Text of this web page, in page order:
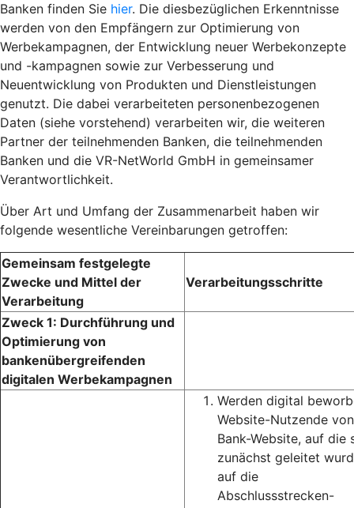
Banken finden Sie hier. Die diesbezüglichen Erkenntnisse
werden von den Empfängern zur Optimierung von
Werbekampagnen, der Entwicklung neuer Werbekonzepte
und -kampagnen sowie zur Verbesserung und
Neuentwicklung von Produkten und Dienstleistungen
genutzt. Die dabei verarbeiteten personenbezogenen
Daten (siehe vorstehend) verarbeiten wir, die weiteren
Partner der teilnehmenden Banken, die teilnehmenden
Banken und die VR-NetWorld GmbH in gemeinsamer
Verantwortlichkeit.
Über Art und Umfang der Zusammenarbeit haben wir
folgende wesentliche Vereinbarungen getroffen:
Gemeinsam festgelegte
Zwecke und Mittel der
Verarbeitung
Verarbeitungsschritte
Zweck 1: Durchführung und
Optimierung von
bankenübergreifenden
digitalen Werbekampagnen
Werden digital
Website-Nutzende
Bank-Website, auf die
zunächst geleitet
auf die
Abschlussstrecken-